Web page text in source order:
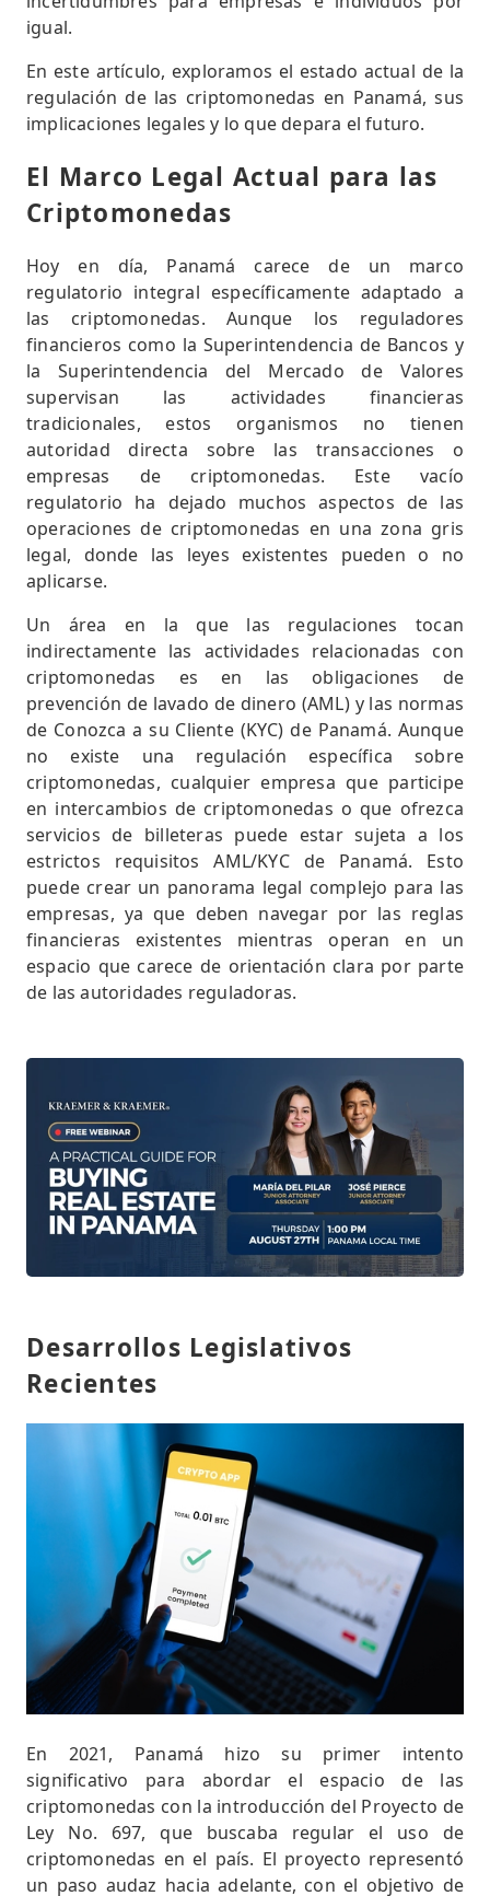
igual.
En este artículo, exploramos el estado actual de la
regulación de las criptomonedas en Panamá, sus
implicaciones legales y lo que depara el futuro.
El Marco Legal Actual para las
Criptomonedas
Hoy en día, Panamá carece de un marco
regulatorio integral específicamente adaptado a
las criptomonedas. Aunque los reguladores
financieros como la Superintendencia de Bancos y
la Superintendencia del Mercado de Valores
supervisan las actividades financieras
tradicionales, estos organismos no tienen
autoridad directa sobre las transacciones o
empresas de criptomonedas. Este vacío
regulatorio ha dejado muchos aspectos de las
operaciones de criptomonedas en una zona gris
legal, donde las leyes existentes pueden o no
aplicarse.
Un área en la que las regulaciones tocan
indirectamente las actividades relacionadas con
criptomonedas es en las obligaciones de
prevención de lavado de dinero (AML) y las normas
de Conozca a su Cliente (KYC) de Panamá. Aunque
no existe una regulación específica sobre
criptomonedas, cualquier empresa que participe
en intercambios de criptomonedas o que ofrezca
servicios de billeteras puede estar sujeta a los
estrictos requisitos AML/KYC de Panamá. Esto
puede crear un panorama legal complejo para las
empresas, ya que deben navegar por las reglas
financieras existentes mientras operan en un
espacio que carece de orientación clara por parte
de las autoridades reguladoras.
Desarrollos Legislativos
Recientes
En 2021, Panamá hizo su primer intento
significativo para abordar el espacio de las
criptomonedas con la introducción del Proyecto de
Ley No. 697, que buscaba regular el uso de
criptomonedas en el país. El proyecto representó
un paso audaz hacia adelante, con el objetivo de